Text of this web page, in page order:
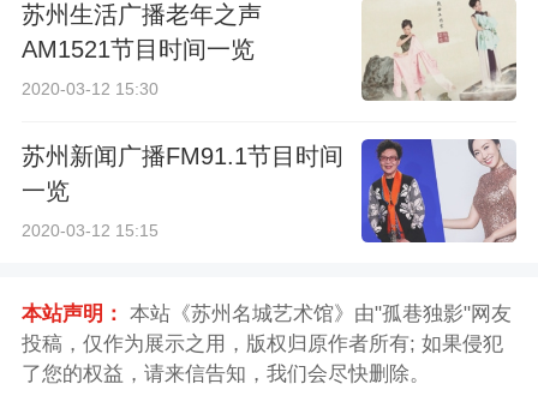
苏州生活广播老年之声
AM1521节目时间一览
2020-03-12 15:30
苏州新闻广播FM91.1节目时间
一览
2020-03-12 15:15
本站声明： 本站《苏州名城艺术馆》由"孤巷独影"网友
投稿，仅作为展示之用，版权归原作者所有; 如果侵犯
了您的权益，请来信告知，我们会尽快删除。